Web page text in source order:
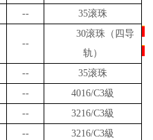
-- 35滚珠
--
30滚珠 （ 四导
轨）
-- 35滚珠
-- 4016/C3級
--
3216/C3級
-- 3216/C3級